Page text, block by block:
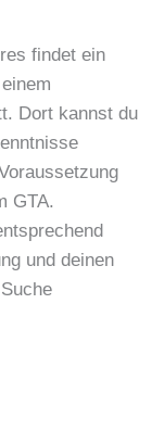
findet ein
Dort kannst du
GTA.
und deinen